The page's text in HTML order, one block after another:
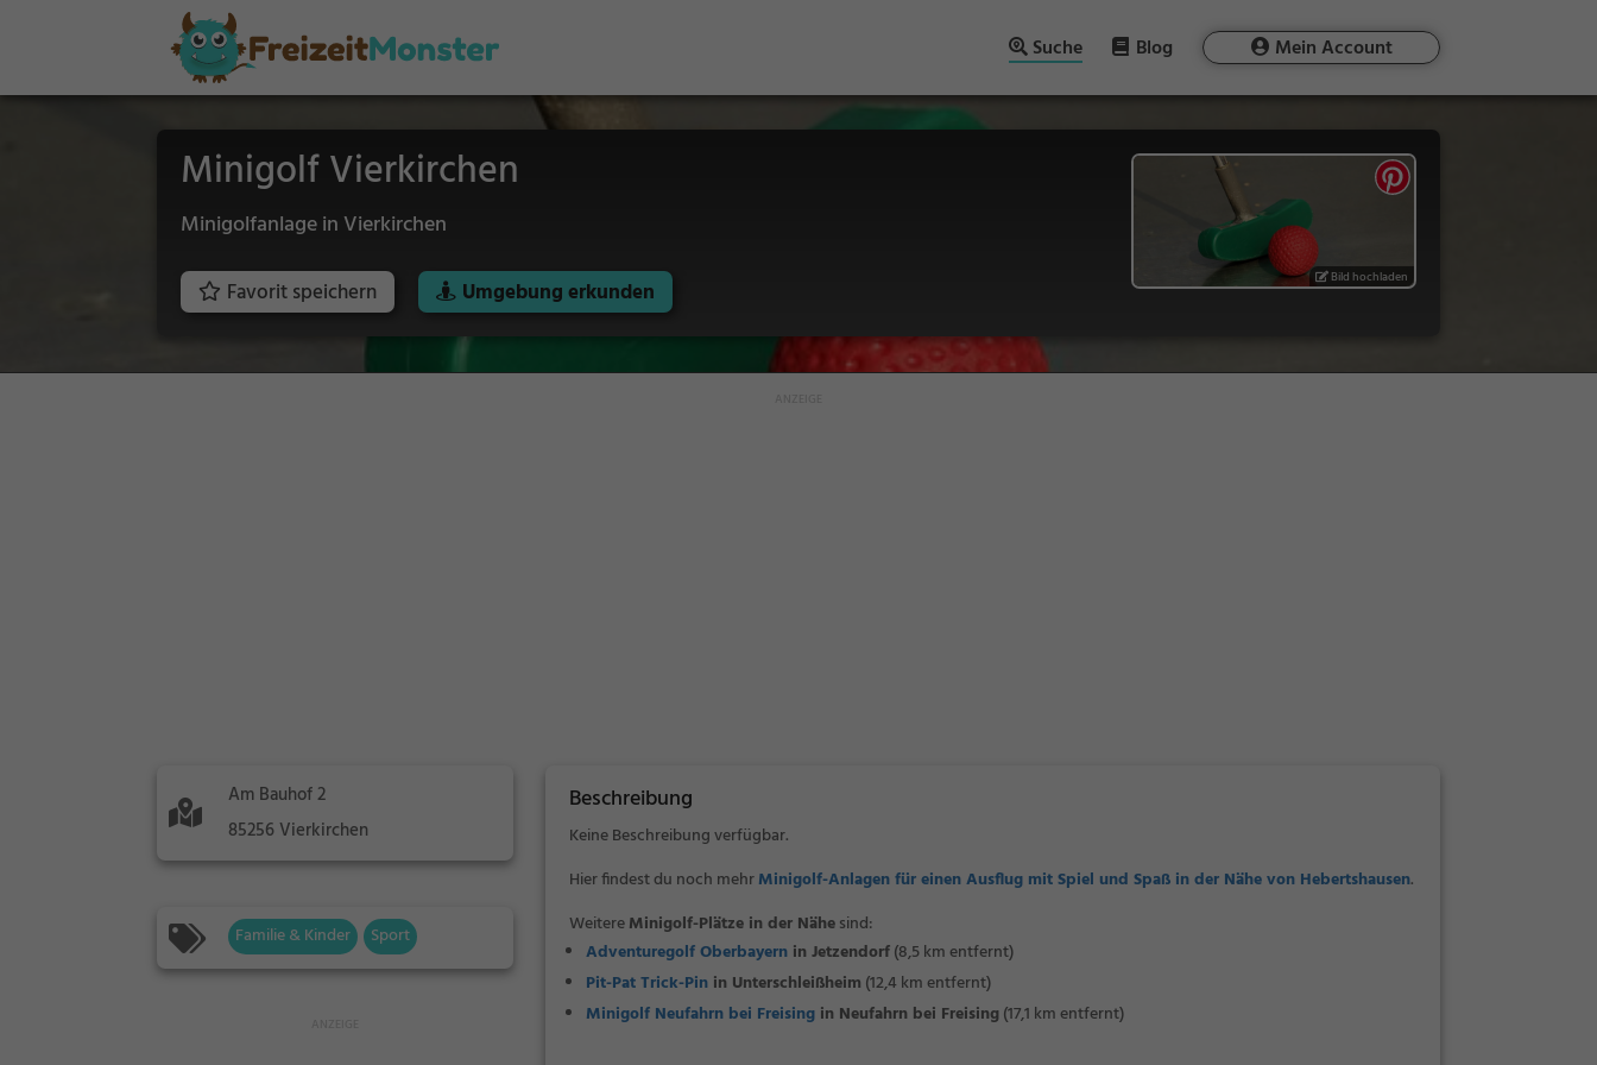
Suche Blog Mein Account
Minigolf Vierkirchen
Minigolfanlage in Vierkirchen
Favorit speichern Umgebung erkunden Bild hochladen
Am Bauhof 2
85256 Vierkirchen
Familie & Kinder Sport
Beschreibung
Keine Beschreibung verfügbar.
Hier findest du noch mehrMinigolf-Anlagen für einen Ausflug mit Spiel und Spaß in der Nähe von Hebertshausen.
WeitereMinigolf-Plätze in der Nähesind:
Adventuregolf Oberbayern in Jetzendorf(8,5 km entfernt)
Pit-Pat Trick-Pin in Unterschleißheim (12,4 km entfernt)
Minigolf Neufahrn bei Freising in Neufahrn bei Freising(17,1 km entfernt)